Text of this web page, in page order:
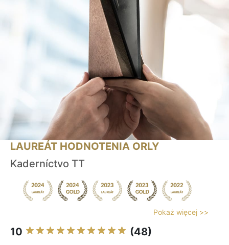
LAUREÁT HODNOTENIA ORLY
Kaderníctvo TT
Pokaż więcej >>
10 (48)